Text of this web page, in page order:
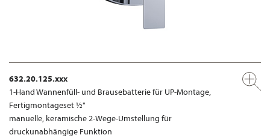
632.20.125.xxx
1-Hand Wannenfüll- und Brausebatterie für UP-Montage,
Fertigmontageset ½"
manuelle, keramische 2-Wege-Umstellung für
druckunabhängige Funktion